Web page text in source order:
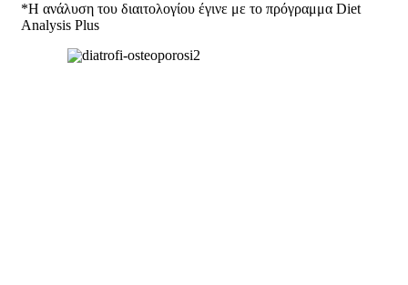
*H ανάλυση του διαιτολογίου έγινε με το πρόγραμμα Diet
Analysis Plus